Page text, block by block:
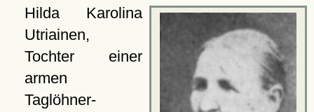
Hilda Karolina
Utriainen,
Tochter einer
armen
Taglöhner-